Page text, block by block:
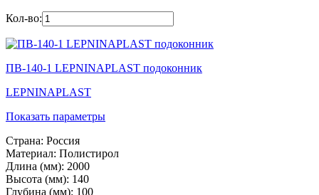
Кол-во:
ПВ-140-1 LEPNINAPLAST подоконник
LEPNINAPLAST
Показать параметры
Страна: Россия
Материал: Полистирол
Длина (мм): 2000
Высота (мм): 140
Глубина (мм): 100